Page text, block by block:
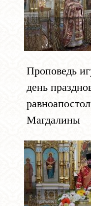
Проповедь
день
Магдалины